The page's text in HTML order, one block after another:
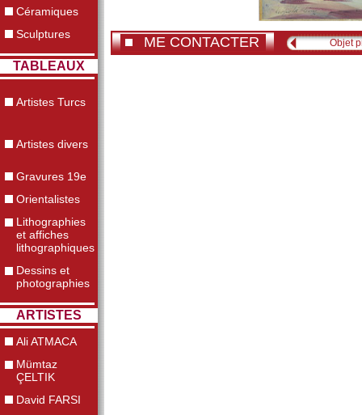
Céramiques
Sculptures
TABLEAUX
Artistes Turcs
Artistes divers
Gravures 19e
Orientalistes
Lithographies
et affiches
lithographiques
Dessins et
photographies
ARTISTES
Ali ATMACA
Mümtaz
ÇELTIK
David FARSI
ME CONTACTER Objet